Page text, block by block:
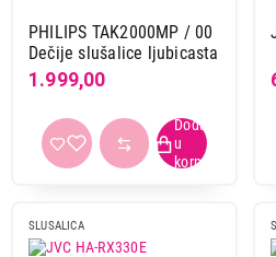
PHILIPS TAK2000MP / 00
Dečije slušalice ljubicasta
1.999,00
SLUSALICA